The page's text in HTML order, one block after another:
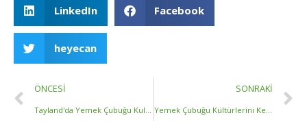
LinkedIn Facebook
heyecan
ÖNCESI SONRAKI